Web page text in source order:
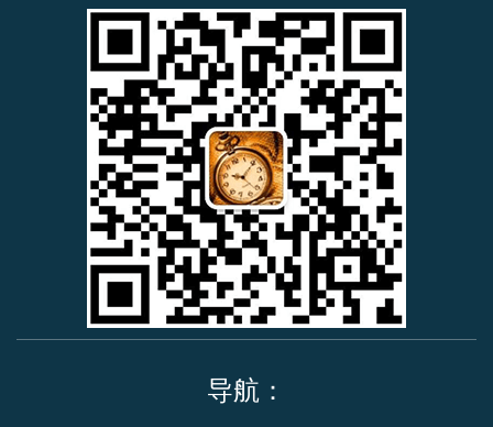
n y l s
a
s
e
r
c
a
r
d
导航：